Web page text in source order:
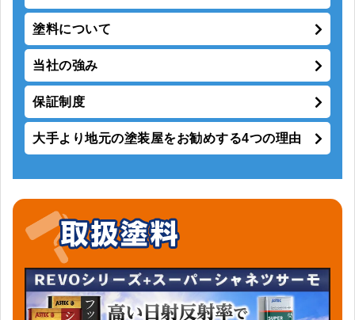
塗料について
当社の強み
保証制度
大手より地元の塗装屋をお勧めする4つの理由